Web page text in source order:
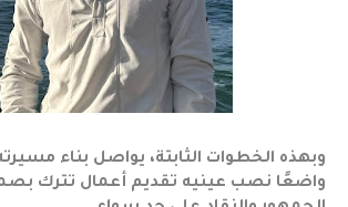
وبهذه الخطوات الثابتة، يواصل بناء
واضعًا نصب عينيه تقديم أعمال تترك